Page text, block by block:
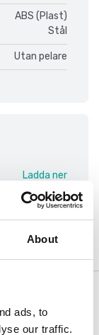
About
ads, to
our traffic.
ABS (Plast)
Stål
Utan pelare
Ladda ner
Ladda ner